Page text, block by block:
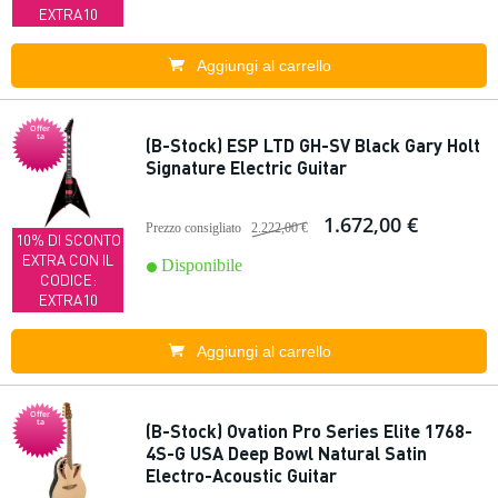
EXTRA10
Aggiungi al carrello
Offer
ta
10% DI SCONTO
EXTRA CON IL
CODICE:
EXTRA10
(B-Stock) ESP LTD GH-SV Black Gary Holt
Signature Electric Guitar
Prezzo consigliato 2.222,00 € 1.672,00 €
Disponibile
Aggiungi al carrello
Offer
ta
(B-Stock) Ovation Pro Series Elite 1768-
4S-G USA Deep Bowl Natural Satin
Electro-Acoustic Guitar